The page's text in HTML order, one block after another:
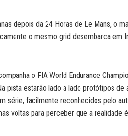
depois da 24 Horas de Le Mans, o
o mesmo grid desembarca em
o FIA World Endurance
pista estarão lado a lado protótipos
série, facilmente reconhecidos pelo
voltas para perceber que a realidade